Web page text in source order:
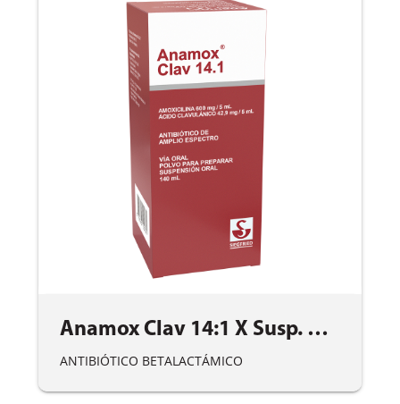
Anamox Clav 14:1 X Susp. X 140Ml
ANTIBIÓTICO BETALACTÁMICO